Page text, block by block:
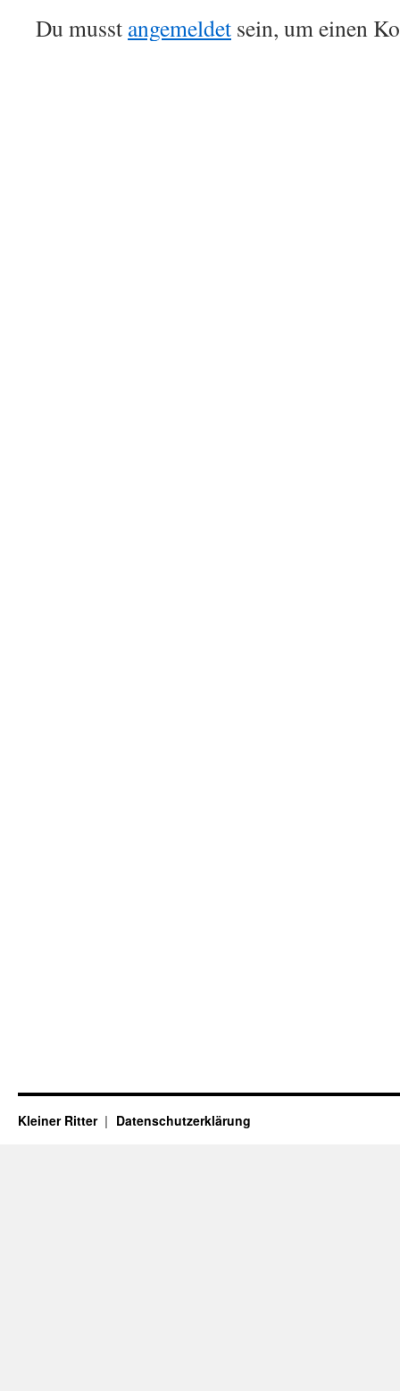
Du musst angemeldet sein, um einen
Kleiner Ritter Datenschutzerklärung